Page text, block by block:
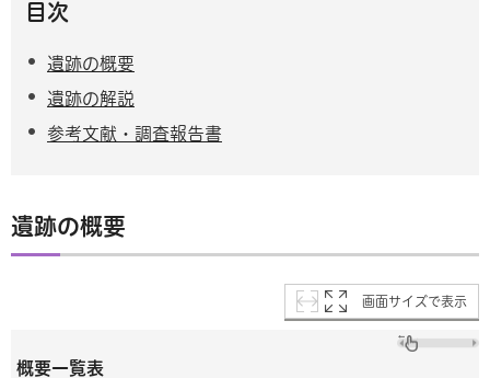
目次
遺跡の概要
遺跡の解説
参考文献・調査報告書
遺跡の概要
画面サイズで表示
概要一覧表